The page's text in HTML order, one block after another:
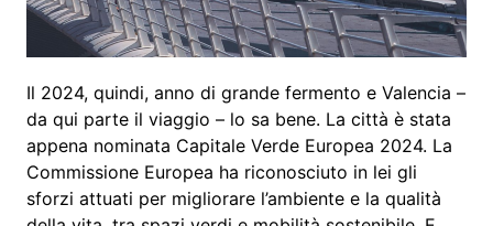
Il 2024, quindi, anno di grande fermento e Valencia –
da qui parte il viaggio – lo sa bene. La città è stata
appena nominata Capitale Verde Europea 2024. La
Commissione Europea ha riconosciuto in lei gli
sforzi attuati per migliorare l’ambiente e la qualità